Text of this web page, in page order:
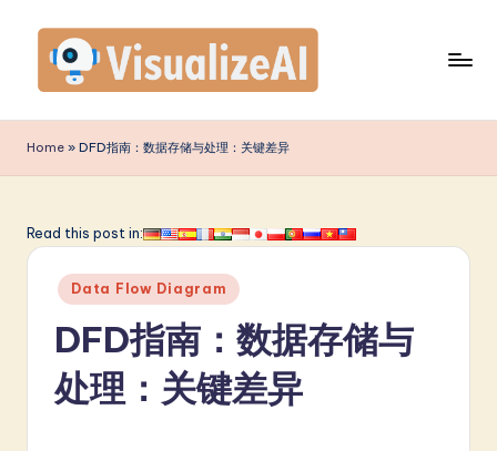
content
is
u
li
Home » DFD指南：数据存储与处理：关键差异
Read this post in:
Posted
in
Data Flow Diagram
DFD指南：数据存储与
处理：关键差异